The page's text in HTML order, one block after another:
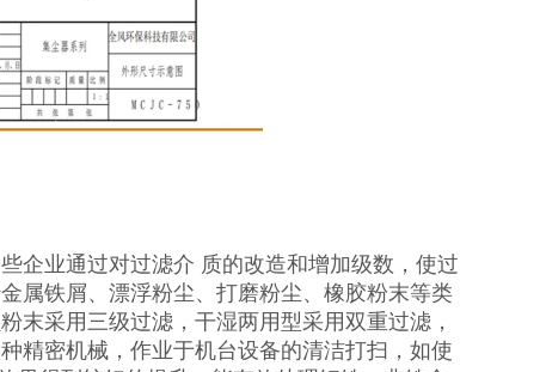
企业通过对过滤介 质的改造和增加级数，使过
属铁屑、漂浮粉尘、打磨粉尘、橡胶粉末等类
末采用三级过滤，干湿两用型采用双重过滤，
精密机械，作业于机台设备的清洁打扫，如使